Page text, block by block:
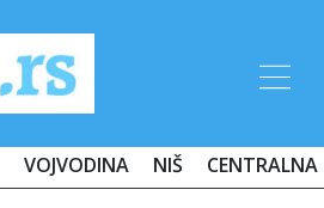
VOJVODINA NIŠ CENTRALNA